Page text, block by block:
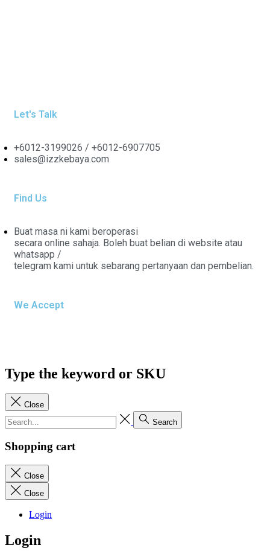
Let's Talk
+6012-3199026 / +6012-6907705
sales@izzkebaya.com
Find Us
Buat masa ni kami beroperasi
secara online sahaja. Boleh buat belian di website atau
whatsapp /
telegram kami untuk sebarang pertanyaan dan pembelian.
We Accept
Type the keyword or SKU
Close
Search
Shopping cart
Close
Close
Login
Login